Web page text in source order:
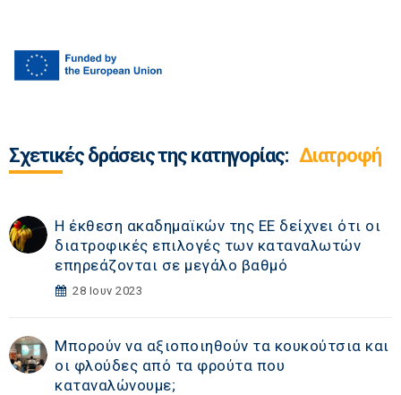
Σχετικές δράσεις της κατηγορίας: Διατροφή
Η έκθεση ακαδημαϊκών της ΕΕ δείχνει ότι οι
διατροφικές επιλογές των καταναλωτών
επηρεάζονται σε μεγάλο βαθμό
28 Ιουν 2023
Μπορούν να αξιοποιηθούν τα κουκούτσια και
οι φλούδες από τα φρούτα που
καταναλώνουμε;